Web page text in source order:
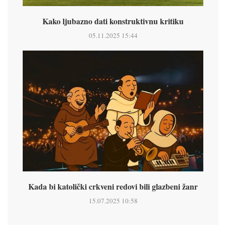
Kako ljubazno dati konstruktivnu kritiku
05.11.2025 15:44
Kada bi katolički crkveni redovi bili glazbeni žanr
15.07.2025 10:58